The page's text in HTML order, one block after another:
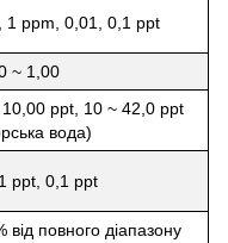
1 ppm, 0,01, 0,1 ppt
~ 1,00
ppt, 10 ~ 42,0 ppt
вода)
ppt, 0,1 ppt
від повного діапазону